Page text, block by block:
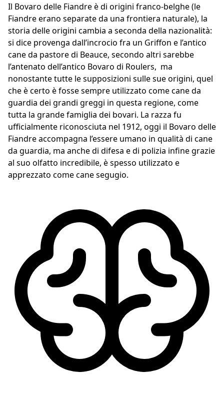
Il Bovaro delle Fiandre è di origini franco-belghe (le
Fiandre erano separate da una frontiera naturale), la
storia delle origini cambia a seconda della nazionalità:
si dice provenga dall’incrocio fra un Griffon e l’antico
cane da pastore di Beauce, secondo altri sarebbe
l’antenato dell’antico Bovaro di Roulers, ma
nonostante tutte le supposizioni sulle sue origini, quel
che è certo è fosse sempre utilizzato come cane da
guardia dei grandi greggi in questa regione, come
tutta la grande famiglia dei bovari. La razza fu
ufficialmente riconosciuta nel 1912, oggi il Bovaro delle
Fiandre accompagna l’essere umano in qualità di cane
da guardia, ma anche di difesa e di polizia infine grazie
al suo olfatto incredibile, è spesso utilizzato e
apprezzato come cane segugio.